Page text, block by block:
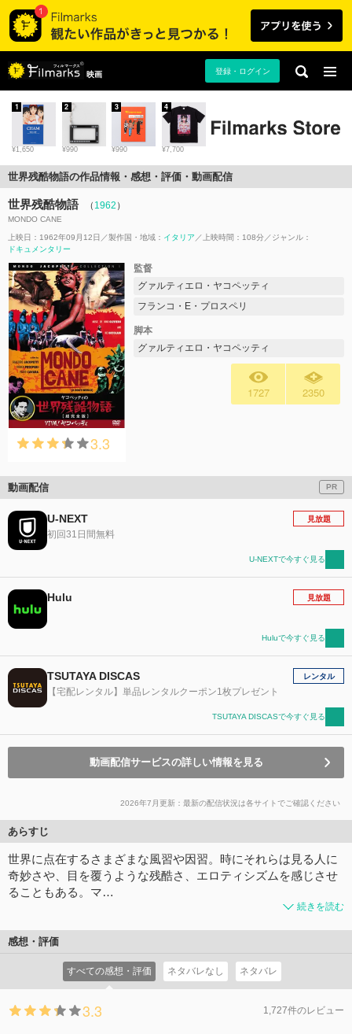
映画 登録・ログイン
¥1,650
1
¥990
2
¥990
3
¥7,700
4
世界残酷物語の作品情報・感想・評価・動画配信
世界残酷物語 （ 1962 ）
MONDO CANE
上映日：1962年09月12日 製作国・地域： イタリア 上映時間：108分
ジャンル：
ドキュメンタリー
3.3
監督
グァルティエロ・ヤコペッティ
フランコ・E・プロスペリ
脚本
グァルティエロ・ヤコペッティ
1727 2350
動画配信 PR
U-NEXT
初回31日間無料
見放題
U-NEXTで今すぐ見る
Hulu 見放題
Huluで今すぐ見る
TSUTAYA DISCAS
【宅配レンタル】単品レンタルクーポン1枚プレゼント
レンタル
TSUTAYA DISCASで今すぐ見る
動画配信サービスの詳しい情報を見る
2026年7月更新：最新の配信状況は各サイトでご確認ください
あらすじ
世界に点在するさまざまな風習や因習。時にそれらは見る人に
奇妙さや、目を覆うような残酷さ、エロティシズムを感じさせ
ることもある。マ…
続きを読む
感想・評価
すべての感想・評価 ネタバレなし ネタバレ
3.3 1,727件のレビュー